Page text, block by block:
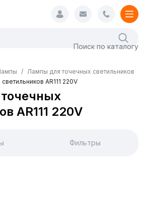
Лампы для точечных светильников
AR111 220V
AR111 220V
Фильтры